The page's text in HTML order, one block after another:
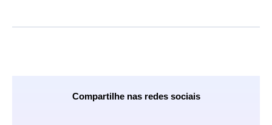
Compartilhe nas redes sociais